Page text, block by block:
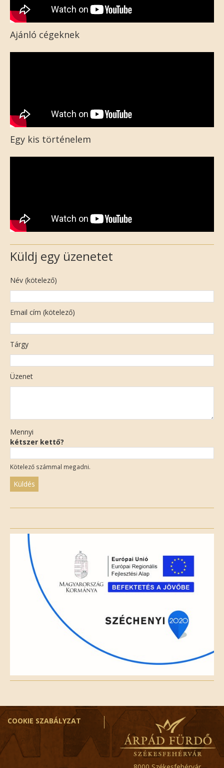
Ajánló cégeknek
Egy kis történelem
Küldj egy üzenetet
Név (kötelező)
Email cím (kötelező)
Tárgy
Üzenet
Mennyi
kétszer kettő?
Kötelező számmal megadni.
field
empty.
COOKIE SZABÁLYZAT